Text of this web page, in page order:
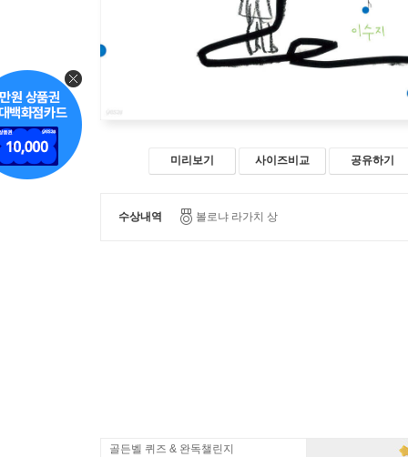
미리보기 사이즈비교 공유하기
수상내역 볼로냐 라가치 상
골든벨 퀴즈 & 완독챌린지